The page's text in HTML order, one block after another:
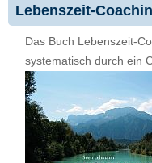
Lebenszeit-
Das Buch Lebenszeit-
systematisch durch ein